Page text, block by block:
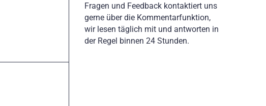
Fragen und Feedback kontaktiert uns
gerne über die Kommentarfunktion,
wir lesen täglich mit und antworten in
der Regel binnen 24 Stunden.